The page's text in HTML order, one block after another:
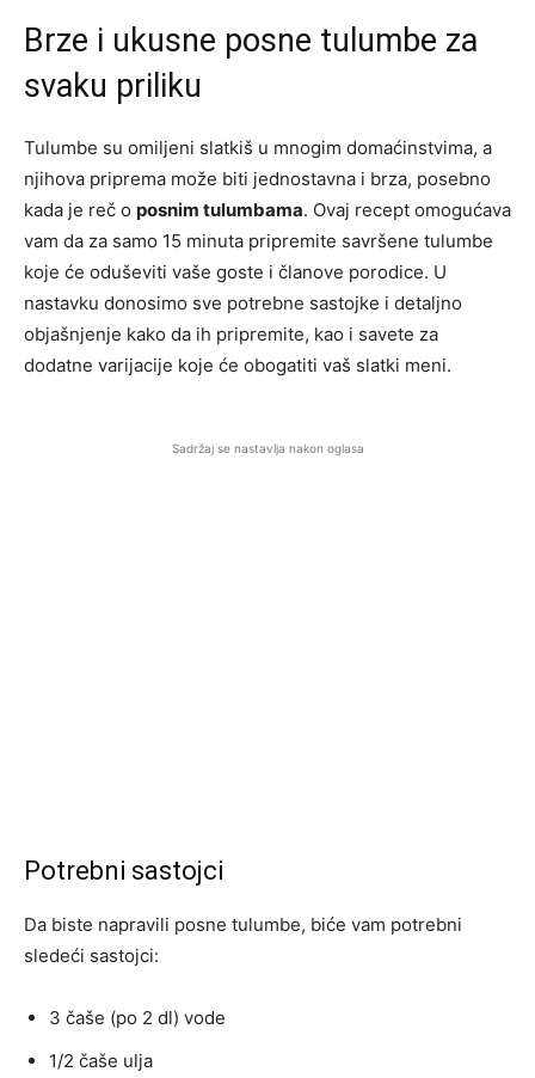
Brze i ukusne posne tulumbe za
svaku priliku
Tulumbe su omiljeni slatkiš u mnogim domaćinstvima, a
njihova priprema može biti jednostavna i brza, posebno
kada je reč o posnim tulumbama. Ovaj recept omogućava
vam da za samo 15 minuta pripremite savršene tulumbe
koje će oduševiti vaše goste i članove porodice. U
nastavku donosimo sve potrebne sastojke i detaljno
objašnjenje kako da ih pripremite, kao i savete za
dodatne varijacije koje će obogatiti vaš slatki meni.
Sadržaj se nastavlja nakon oglasa
Potrebni sastojci
Da biste napravili posne tulumbe, biće vam potrebni
sledeći sastojci:
3 čaše (po 2 dl) vode
1/2 čaše ulja